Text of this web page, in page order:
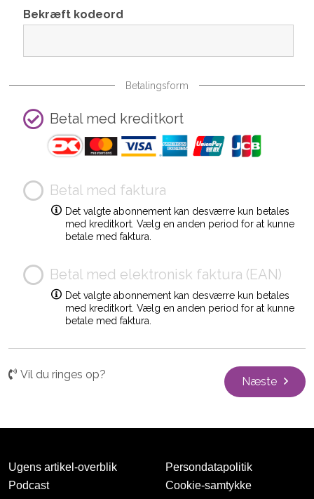
Bekræft kodeord
Betalingsform
Betal med kreditkort
Betal med faktura
Det valgte abonnement kan desværre kun betales
med kreditkort. Vælg en anden period for at kunne
betale med faktura.
Betal med elektronisk faktura (EAN)
Det valgte abonnement kan desværre kun betales
med kreditkort. Vælg en anden period for at kunne
betale med faktura.
Vil du ringes op?
Næste
Ugens artikel-overblik
Podcast
Persondatapolitik
Cookie-samtykke